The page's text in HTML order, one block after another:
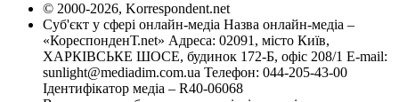
© 2000-2026, Korrespondent.net
Суб'єкт у сфері онлайн-медіа Назва онлайн-медіа –
«КореспонденТ.net» Адреса: 02091, місто Київ,
ХАРКІВСЬКЕ ШОСЕ, будинок 172-Б, офіс 208/1 E-mail:
sunlight@mediadim.com.ua Телефон: 044-205-43-00
Ідентифікатор медіа – R40-06068